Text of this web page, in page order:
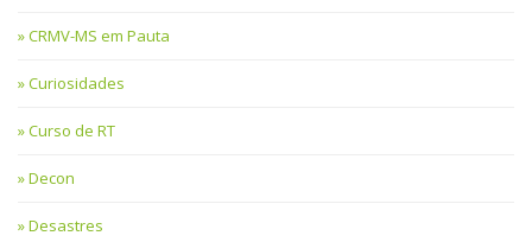
CRMV-MS em Pauta
Curiosidades
Curso de RT
Decon
Desastres